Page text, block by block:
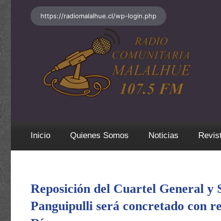
Saltar
al
contenido
https://radiomalalhue.cl/wp-login.php
Inicio Quienes Somos Noticias
Reposición del Cuartel General y
Panguipulli será concretado con